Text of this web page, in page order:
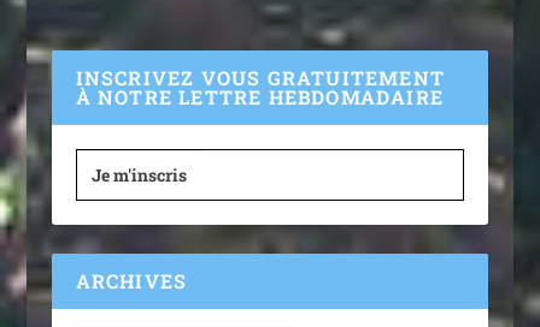
INSCRIVEZ VOUS GRATUITEMENT
À NOTRE LETTRE HEBDOMADAIRE
Je m'inscris
ARCHIVES